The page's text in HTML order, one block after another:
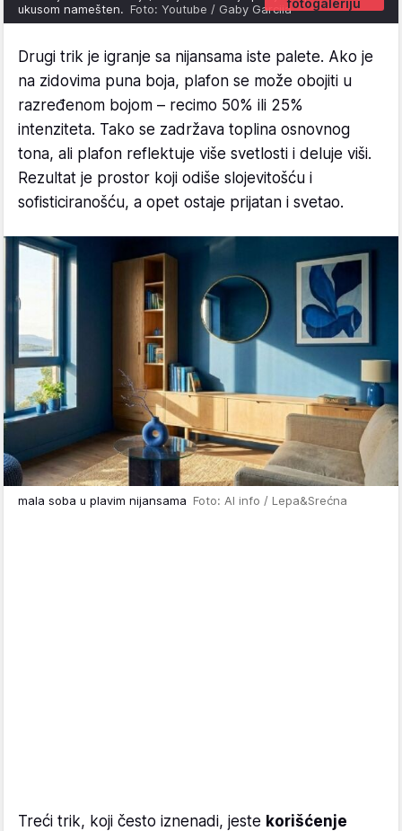
ukusom namešten. Foto: Youtube / Gaby Garciia
Drugi trik je igranje sa nijansama iste palete. Ako je
na zidovima puna boja, plafon se može obojiti u
razređenom bojom – recimo 50% ili 25%
intenziteta. Tako se zadržava toplina osnovnog
tona, ali plafon reflektuje više svetlosti i deluje viši.
Rezultat je prostor koji odiše slojevitošću i
sofisticiranošću, a opet ostaje prijatan i svetao.
mala soba u plavim nijansama Foto: AI info / Lepa&Srećna
Treći trik, koji često iznenadi, jeste korišćenje